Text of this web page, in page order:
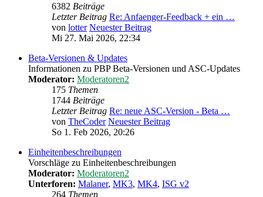
6382 Beiträge
Letzter Beitrag Re: Anfaenger-Feedback + ein …
von lotter Neuester Beitrag
Mi 27. Mai 2026, 22:34
Beta-Versionen & Updates
Informationen zu PBP Beta-Versionen und ASC-Updates
Moderator: Moderatoren2
175 Themen
1744 Beiträge
Letzter Beitrag Re: neue ASC-Version - Beta …
von TheCoder Neuester Beitrag
So 1. Feb 2026, 20:26
Einheitenbeschreibungen
Vorschläge zu Einheitenbeschreibungen
Moderator: Moderatoren2
Unterforen: Malaner, MK3, MK4, ISG v2
264 Themen